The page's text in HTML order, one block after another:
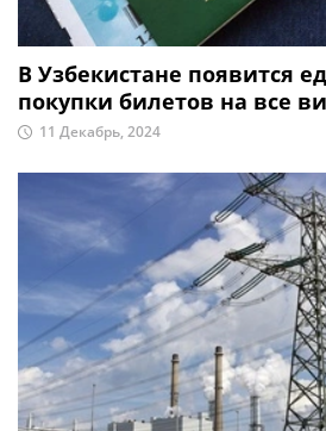
В Узбекистане появится
покупки билетов на все
11 Декабрь, 2024